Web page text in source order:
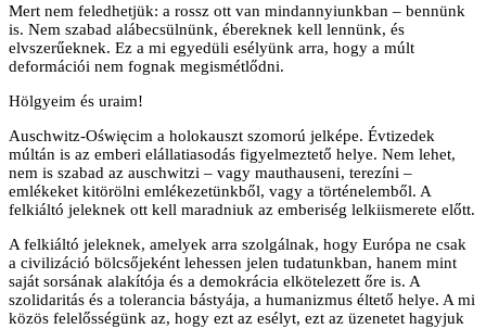
Mert nem feledhetjük: a rossz ott van mindannyiunkban – bennünk
is. Nem szabad alábecsülnünk, ébereknek kell lennünk, és
elvszerűeknek. Ez a mi egyedüli esélyünk arra, hogy a múlt
deformációi nem fognak megismétlődni.
Hölgyeim és uraim!
Auschwitz-Oświęcim a holokauszt szomorú jelképe. Évtizedek
múltán is az emberi elállatiasodás figyelmeztető helye. Nem lehet,
nem is szabad az auschwitzi – vagy mauthauseni, terezíni –
emlékeket kitörölni emlékezetünkből, vagy a történelemből. A
felkiáltó jeleknek ott kell maradniuk az emberiség lelkiismerete előtt.
A felkiáltó jeleknek, amelyek arra szolgálnak, hogy Európa ne csak
a civilizáció bölcsőjeként lehessen jelen tudatunkban, hanem mint
saját sorsának alakítója és a demokrácia elkötelezett őre is. A
szolidaritás és a tolerancia bástyája, a humanizmus éltető helye. A mi
közös felelősségünk az, hogy ezt az esélyt, ezt az üzenetet hagyjuk